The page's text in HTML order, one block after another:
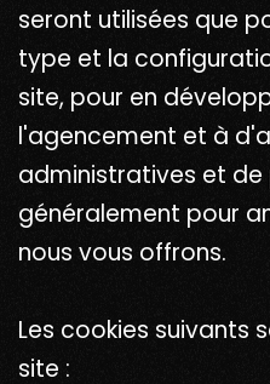
seront utilisées que
type et la
site, pour en
l'agencement et à
administratives et
généralement pour
nous vous offrons.
Les cookies suivants
site :